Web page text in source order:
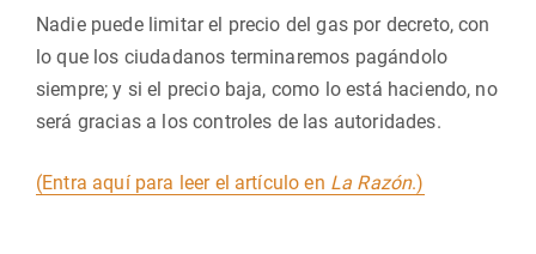
Nadie puede limitar el precio del gas por decreto, con
lo que los ciudadanos terminaremos pagándolo
siempre; y si el precio baja, como lo está haciendo, no
será gracias a los controles de las autoridades.
(Entra aquí para leer el artículo en La Razón.)